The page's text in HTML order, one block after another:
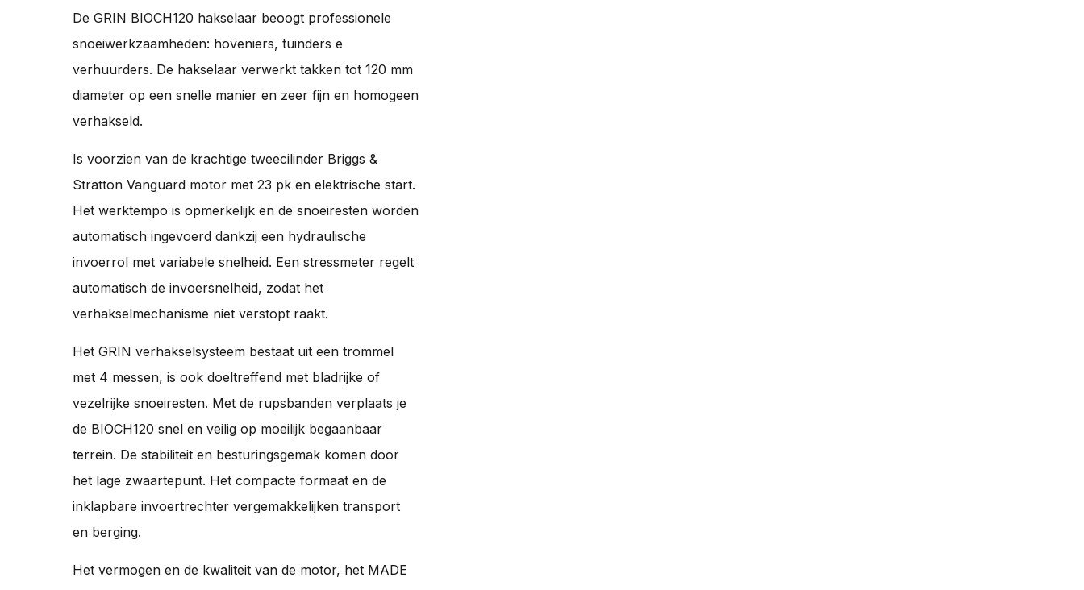
De GRIN BIOCH120 hakselaar beoogt professionele
snoeiwerkzaamheden: hoveniers, tuinders e
verhuurders. De hakselaar verwerkt takken tot 120 mm
diameter op een snelle manier en zeer fijn en homogeen
verhakseld.
Is voorzien van de krachtige tweecilinder Briggs &
Stratton Vanguard motor met 23 pk en elektrische start.
Het werktempo is opmerkelijk en de snoeiresten worden
automatisch ingevoerd dankzij een hydraulische
invoerrol met variabele snelheid. Een stressmeter regelt
automatisch de invoersnelheid, zodat het
verhakselmechanisme niet verstopt raakt.
Het GRIN verhakselsysteem bestaat uit een trommel
met 4 messen, is ook doeltreffend met bladrijke of
vezelrijke snoeiresten. Met de rupsbanden verplaats je
de BIOCH120 snel en veilig op moeilijk begaanbaar
terrein. De stabiliteit en besturingsgemak komen door
het lage zwaartepunt. Het compacte formaat en de
inklapbare invoertrechter vergemakkelijken transport
en berging.
Het vermogen en de kwaliteit van de motor, het MADE